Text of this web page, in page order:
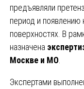
предъявляли
период и появлению
поверхностях. В
назначена
Москве и МО
Экспертами